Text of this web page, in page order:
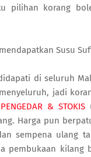
pilihan korang
Susu
di seluruh
jadi
& STOKIS
Harga pun
sempena ulang
pembukaan kilang